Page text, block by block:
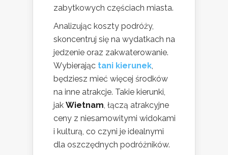
zabytkowych częściach miasta.
Analizując koszty podróży,
skoncentruj się na wydatkach na
jedzenie oraz zakwaterowanie.
Wybierając tani kierunek
będziesz mieć więcej środków
na inne atrakcje. Takie kierunki,
jak Wietnam , łączą atrakcyjne
ceny z niesamowitymi widokami
i kulturą, co czyni je idealnymi
dla oszczędnych podróżników.